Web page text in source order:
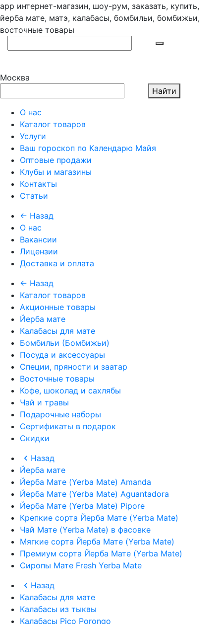
app интернет-магазин, шоу-рум, заказать, купить,
йерба мате, матэ, калабасы, бомбильи, бомбижьи,
восточные товары
Москва
Найти
О нас
Каталог товаров
Услуги
Ваш гороскоп по Календарю Майя
Оптовые продажи
Клубы и магазины
Контакты
Статьи
← Назад
О нас
Вакансии
Лицензии
Доставка и оплата
← Назад
Каталог товаров
Акционные товары
Йерба мате
Калабасы для мате
Бомбильи (Бомбижьи)
Посуда и аксессуары
Специи, пряности и заатар
Восточные товары
Кофе, шоколад и сахлябы
Чай и травы
Подарочные наборы
Сертификаты в подарок
Скидки
Назад
Йерба мате
Йерба Мате (Yerba Mate) Amanda
Йерба Мате (Yerba Mate) Aguantadora
Йерба Мате (Yerba Mate) Pipore
Крепкие сорта Йерба Мате (Yerba Mate)
Чай Мате (Yerba Mate) в фасовке
Мягкие сорта Йерба Мате (Yerba Mate)
Премиум сорта Йерба Мате (Yerba Mate)
Сиропы Мате Fresh Yerba Mate
Назад
Калабасы для мате
Калабасы из тыквы
Калабасы Pico Porongo